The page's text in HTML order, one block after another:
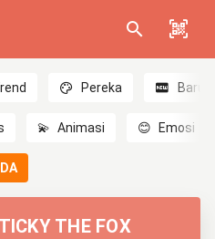
Pereka Baru
💫 Animasi 😊 Emosi
THE FOX